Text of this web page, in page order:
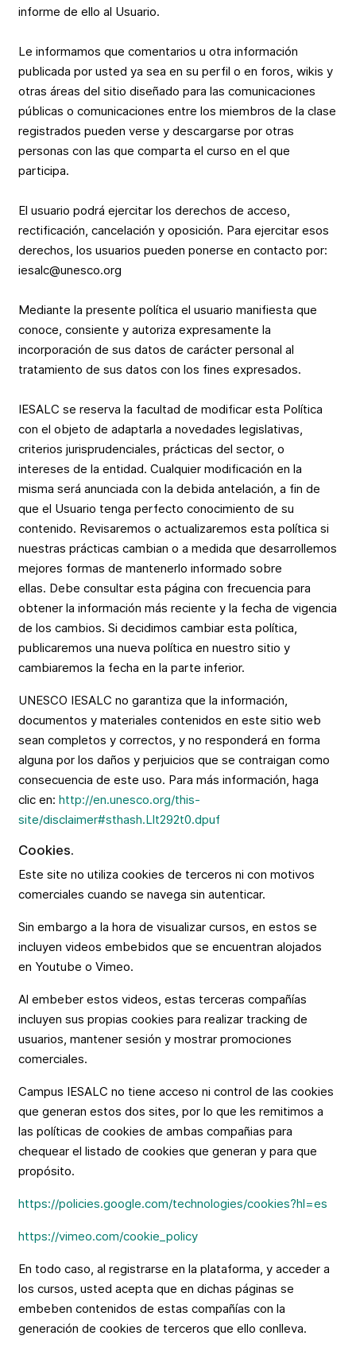
informe de ello al Usuario.
Le informamos que comentarios u otra información
publicada por usted ya sea en su perfil o en foros, wikis y
otras áreas del sitio diseñado para las comunicaciones
públicas o comunicaciones entre los miembros de la clase
registrados pueden verse y descargarse por otras
personas con las que comparta el curso en el que
participa.
El usuario podrá ejercitar los derechos de acceso,
rectificación, cancelación y oposición. Para ejercitar esos
derechos, los usuarios pueden ponerse en contacto por:
iesalc@unesco.org
Mediante la presente política el usuario manifiesta que
conoce, consiente y autoriza expresamente la
incorporación de sus datos de carácter personal al
tratamiento de sus datos con los fines expresados.
IESALC se reserva la facultad de modificar esta Política
con el objeto de adaptarla a novedades legislativas,
criterios jurisprudenciales, prácticas del sector, o
intereses de la entidad. Cualquier modificación en la
misma será anunciada con la debida antelación, a fin de
que el Usuario tenga perfecto conocimiento de su
contenido. Revisaremos o actualizaremos esta política si
nuestras prácticas cambian o a medida que desarrollemos
mejores formas de mantenerlo informado sobre
ellas. Debe consultar esta página con frecuencia para
obtener la información más reciente y la fecha de vigencia
de los cambios. Si decidimos cambiar esta política,
publicaremos una nueva política en nuestro sitio y
cambiaremos la fecha en la parte inferior.
UNESCO IESALC no garantiza que la información,
documentos y materiales contenidos en este sitio web
sean completos y correctos, y no responderá en forma
alguna por los daños y perjuicios que se contraigan como
consecuencia de este uso. Para más información, haga
clic en: http://en.unesco.org/this-
site/disclaimer#sthash.Llt292t0.dpuf
Cookies.
Este site no utiliza cookies de terceros ni con motivos
comerciales cuando se navega sin autenticar.
Sin embargo a la hora de visualizar cursos, en estos se
incluyen videos embebidos que se encuentran alojados
en Youtube o Vimeo.
Al embeber estos videos, estas terceras compañías
incluyen sus propias cookies para realizar tracking de
usuarios, mantener sesión y mostrar promociones
comerciales.
Campus IESALC no tiene acceso ni control de las cookies
que generan estos dos sites, por lo que les remitimos a
las políticas de cookies de ambas compañias para
chequear el listado de cookies que generan y para que
propósito.
https://policies.google.com/technologies/cookies?hl=es
https://vimeo.com/cookie_policy
En todo caso, al registrarse en la plataforma, y acceder a
los cursos, usted acepta que en dichas páginas se
embeben contenidos de estas compañías con la
generación de cookies de terceros que ello conlleva.